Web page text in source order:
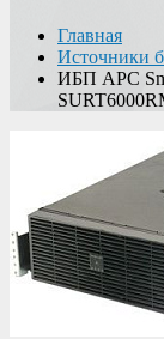
Главная
Источники
ИБП APC